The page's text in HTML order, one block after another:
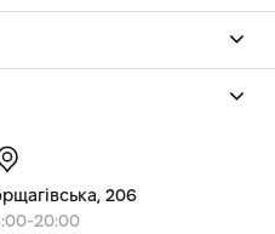
206
20:00